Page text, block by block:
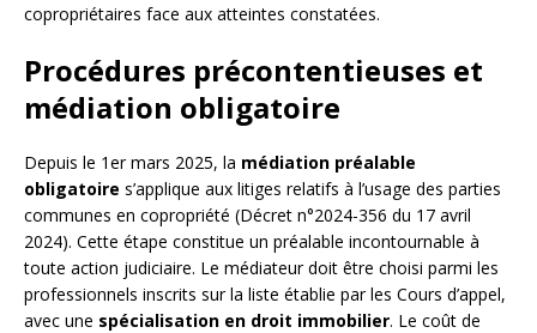
copropriétaires face aux atteintes constatées.
Procédures précontentieuses et
médiation obligatoire
Depuis le 1er mars 2025, la médiation préalable
obligatoire s’applique aux litiges relatifs à l’usage des parties
communes en copropriété (Décret n°2024-356 du 17 avril
2024). Cette étape constitue un préalable incontournable à
toute action judiciaire. Le médiateur doit être choisi parmi les
professionnels inscrits sur la liste établie par les Cours d’appel,
avec une spécialisation en droit immobilier. Le coût de